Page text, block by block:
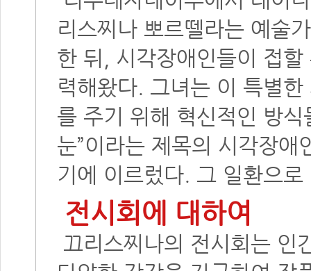
리스찌나 뽀르뗄라는 예술
한 뒤, 시각장애인들이 접
력해왔다. 그녀는 이 특별
를 주기 위해 혁신적인 방
눈”이라는 제목의 시각장
기에 이르렀다. 그 일환으
전시회에 대하여
끄리스찌나의 전시회는 인